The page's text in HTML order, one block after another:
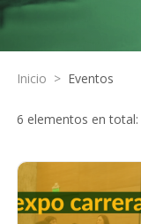
Inicio > Eventos
6 elementos en total: